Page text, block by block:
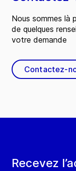
Recevez
Nous sommes là
de quelques
votre demande
Contactez-